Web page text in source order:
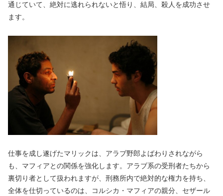
通じていて、絶対に逃れられないと悟り、結局、殺人を成功させ
ます。
仕事を成し遂げたマリックは、アラブ野郎よばわりされながら
も、マフィアとの関係を強化します。アラブ系の受刑者たちから
裏切り者として扱われますが、刑務所内で絶対的な権力を持ち、
全体を仕切っているのは、コルシカ・マフィアの親分、セザール